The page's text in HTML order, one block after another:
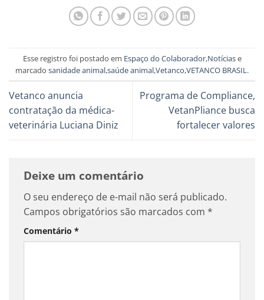
Esse registro foi postado em Espaço do Colaborador,Notíciase
marcado sanidade animal,saúde animal,Vetanco,VETANCO BRASIL .
Vetanco anuncia
contratação da médica-
veterinária Luciana Diniz
Programa de Compliance,
VetanPliance busca
fortalecer valores
Deixe um comentário
O seu endereço de e-mail não será publicado.
Campos obrigatórios são marcados com *
Comentário *